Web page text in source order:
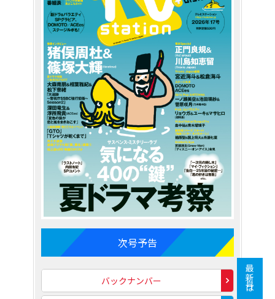
次号予告
バックナンバー